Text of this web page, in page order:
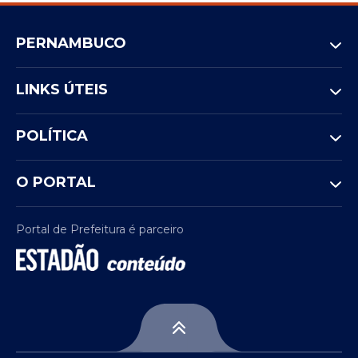
PERNAMBUCO
LINKS ÚTEIS
POLÍTICA
O PORTAL
Portal de Prefeitura é parceiro